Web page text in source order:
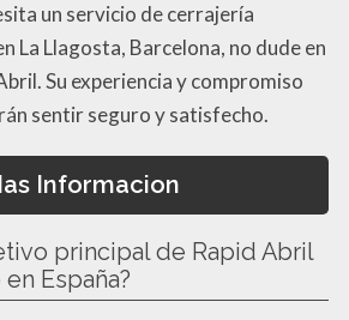
un servicio de cerrajería
La Llagosta, Barcelona, no dude en
Su experiencia y compromiso
sentir seguro y satisfecho.
Informacion
principal de Rapid Abril
España?